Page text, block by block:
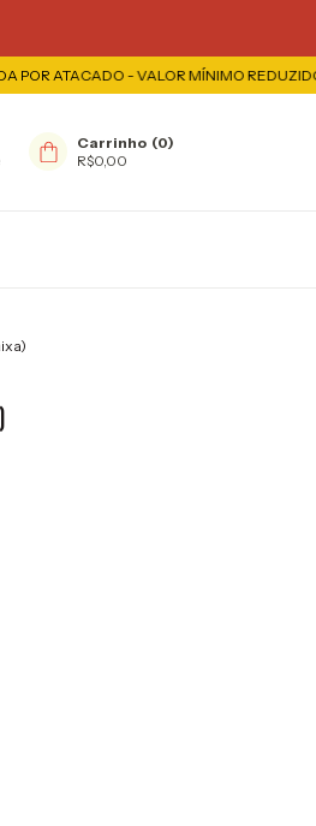
- VALOR MÍNIMO REDUZIDO PARA
Carrinho (0)
R$0,00